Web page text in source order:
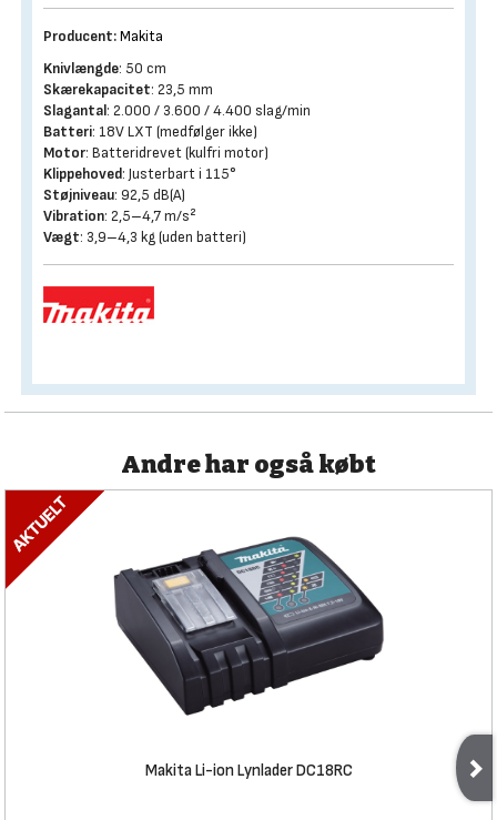
Producent:Makita
Knivlængde: 50 cm
Skærekapacitet: 23,5 mm
Slagantal: 2.000 / 3.600 / 4.400 slag/min
Batteri: 18V LXT (medfølger ikke)
Motor: Batteridrevet (kulfri motor)
Klippehoved: Justerbart i 115°
Støjniveau: 92,5 dB(A)
Vibration: 2,5–4,7 m/s²
Vægt: 3,9–4,3 kg (uden batteri)
Andre har også købt
Makita Li-ion Lynlader DC18RC